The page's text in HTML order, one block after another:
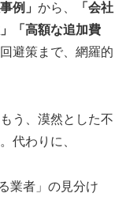
例」 から、
「会社
「高額な追加費
避策まで、網羅的
う、漠然とした不
代わりに、
業者」の見分け